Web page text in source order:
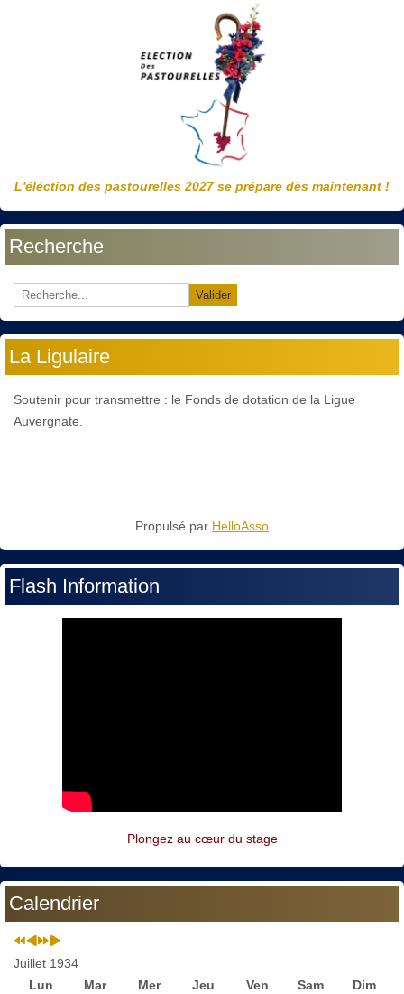
L'éléction des pastourelles 2027 se prépare dès maintenant !
Recherche
Valider
La Ligulaire
Soutenir pour transmettre : le Fonds de dotation de la Ligue
Auvergnate.
Propulsé par HelloAsso
Flash Information
Plongez au cœur du stage
Calendrier
Juillet 1934
Lun
Mar Mer Jeu Ven Sam
Dim